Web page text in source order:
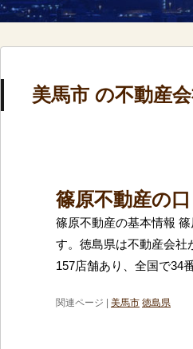
美馬市 の不動産
篠原不動産の
篠原不動産の基本情報
す。徳島県は不動産会社
157店舗あり、全国で34
関連ページ | 美馬市 徳島県